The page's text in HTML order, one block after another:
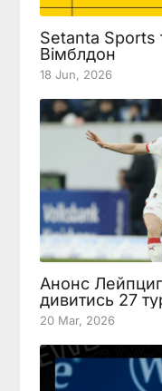
Setanta Sports
Вімблдон
18 Jun, 2026
Анонс
дивитись 27
20 Mar, 2026